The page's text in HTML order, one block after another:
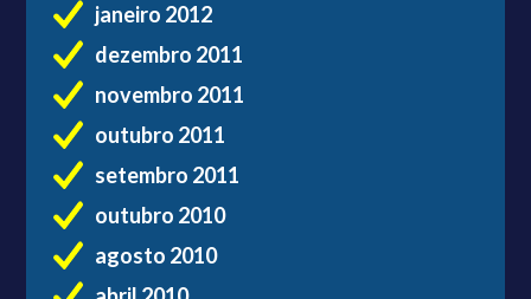
janeiro 2012
dezembro 2011
novembro 2011
outubro 2011
setembro 2011
outubro 2010
agosto 2010